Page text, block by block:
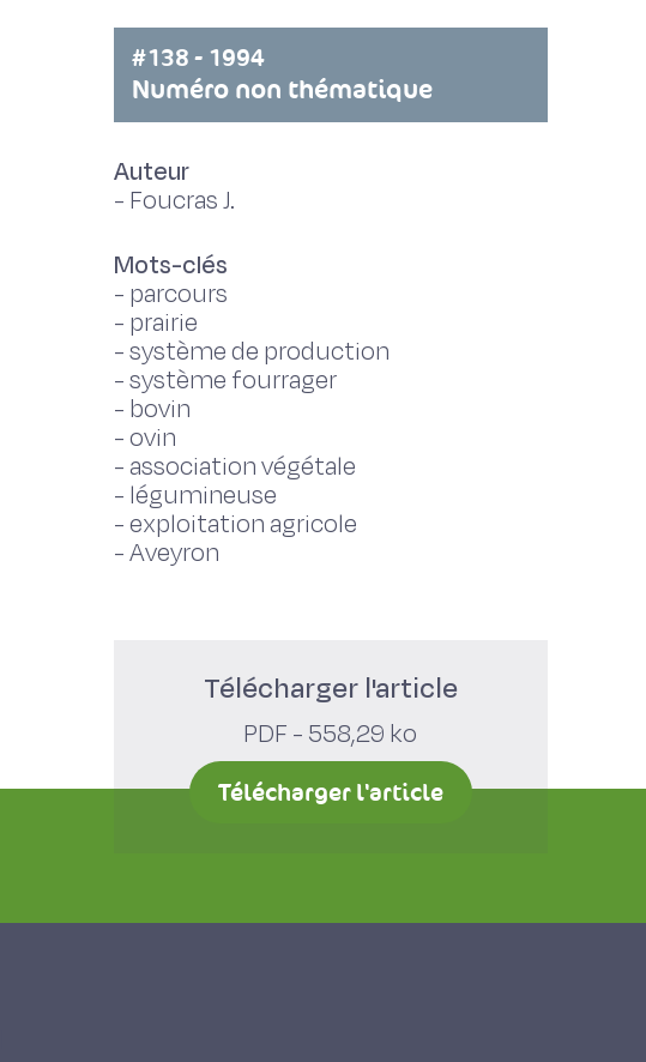
#138 - 1994
Numéro non thématique
Auteur
- Foucras J.
Mots-clés
- parcours
- prairie
-système de production
-système fourrager
- bovin
-ovin
- association végétale
- légumineuse
-exploitation agricole
-Aveyron
Télécharger l'article
PDF - 558,29 ko
Télécharger l'article